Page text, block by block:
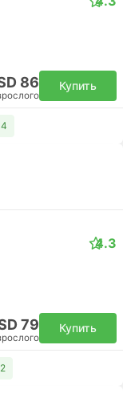
86 Купить
4.3
79 Купить